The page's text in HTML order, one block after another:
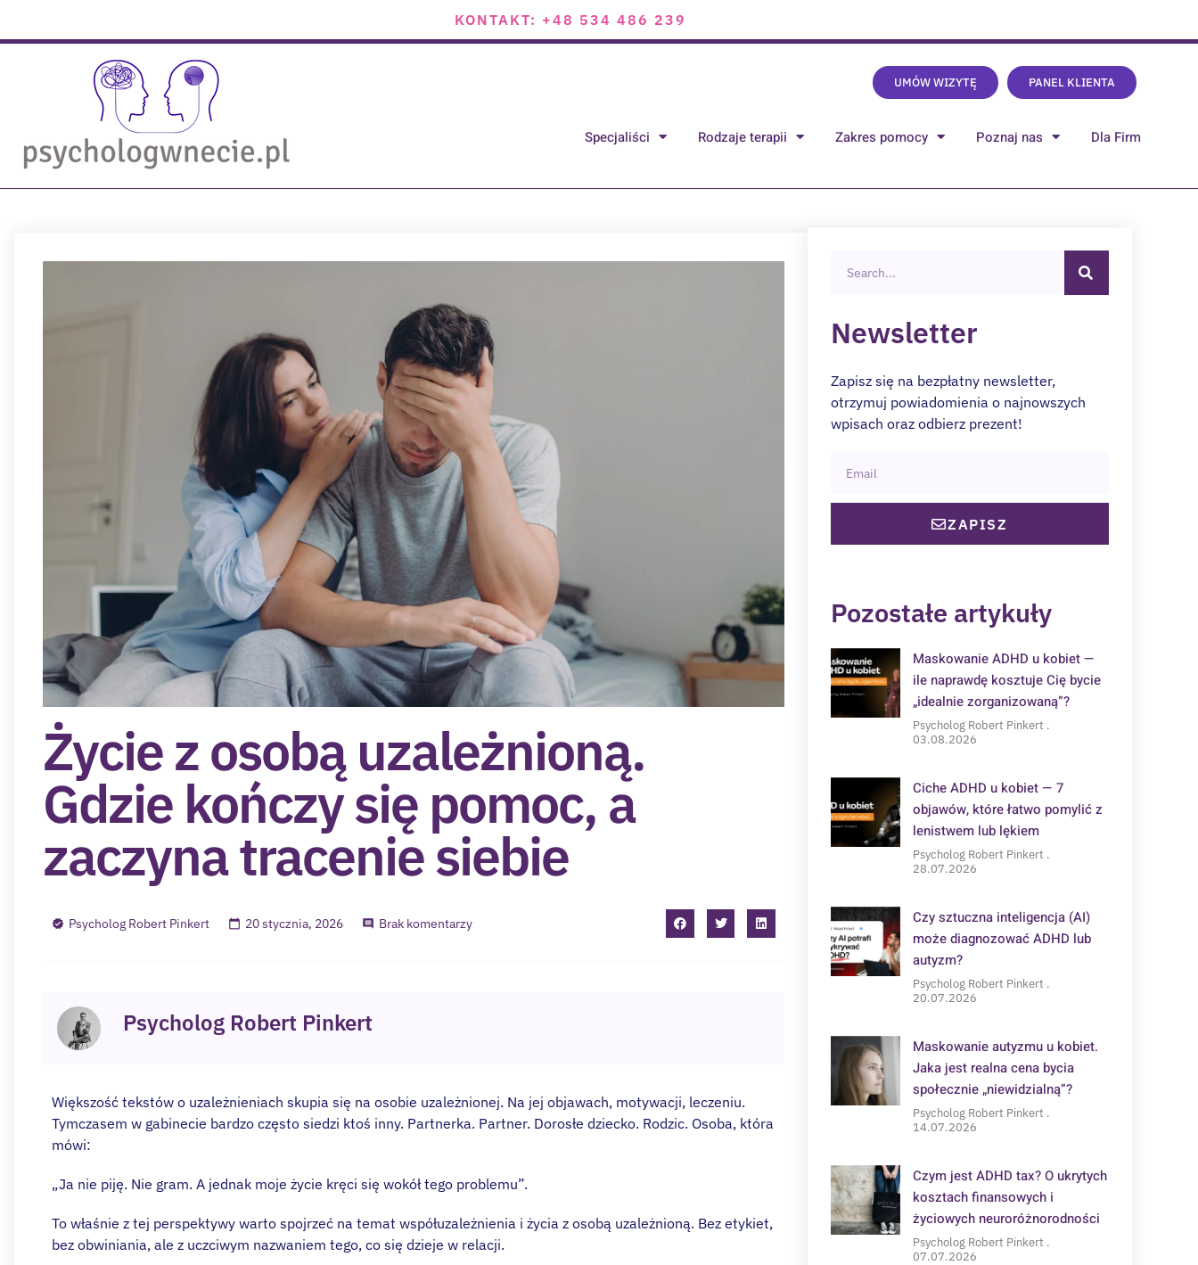
KONTAKT: +48 534 486 239
UMÓW WIZYTĘ PANEL KLIENTA
Specjaliści Rodzaje terapii Zakres pomocy Poznaj nas Dla Firm
Życie z osobą uzależnioną.
Gdzie kończy się pomoc, a
zaczyna tracenie siebie
Psycholog Robert Pinkert 20 stycznia, 2026 Brak komentarzy
Psycholog Robert Pinkert
Większość tekstów o uzależnieniach skupia się na osobie uzależnionej. Na jej objawach, motywacji, leczeniu.
Tymczasem w gabinecie bardzo często siedzi ktoś inny. Partnerka. Partner. Dorosłe dziecko. Rodzic. Osoba, która
mówi:
„Ja nie piję. Nie gram. A jednak moje życie kręci się wokół tego problemu”.
To właśnie z tej perspektywy warto spojrzeć na temat współuzależnienia i życia z osobą uzależnioną. Bez etykiet,
bez obwiniania, ale z uczciwym nazwaniem tego, co się dzieje w relacji.
Newsletter
Zapisz się na bezpłatny newsletter,
otrzymuj powiadomienia o najnowszych
wpisach oraz odbierz prezent!
ZAPISZ
Pozostałe artykuły
Maskowanie ADHD u kobiet —
ile naprawdę kosztuje Cię bycie
„idealnie zorganizowaną”?
Psycholog Robert Pinkert
03.08.2026
Ciche ADHD u kobiet — 7
objawów, które łatwo pomylić z
lenistwem lub lękiem
Psycholog Robert Pinkert
28.07.2026
Czy sztuczna inteligencja (AI)
może diagnozować ADHD lub
autyzm?
Psycholog Robert Pinkert
20.07.2026
Maskowanie autyzmu u kobiet.
Jaka jest realna cena bycia
społecznie „niewidzialną”?
Psycholog Robert Pinkert
14.07.2026
Czym jest ADHD tax? O ukrytych
kosztach finansowych i
życiowych neuroróżnorodności
Psycholog Robert Pinkert
07.07.2026